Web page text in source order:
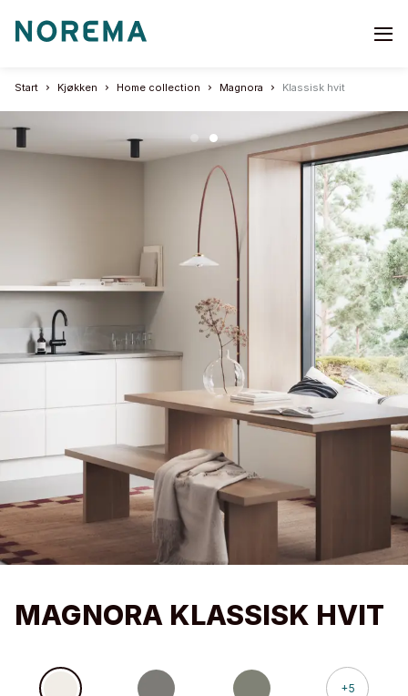
Go
page
Start Kjøkken Home collection Magnora Klassisk hvit
MAGNORA KLASSISK HVIT
+5